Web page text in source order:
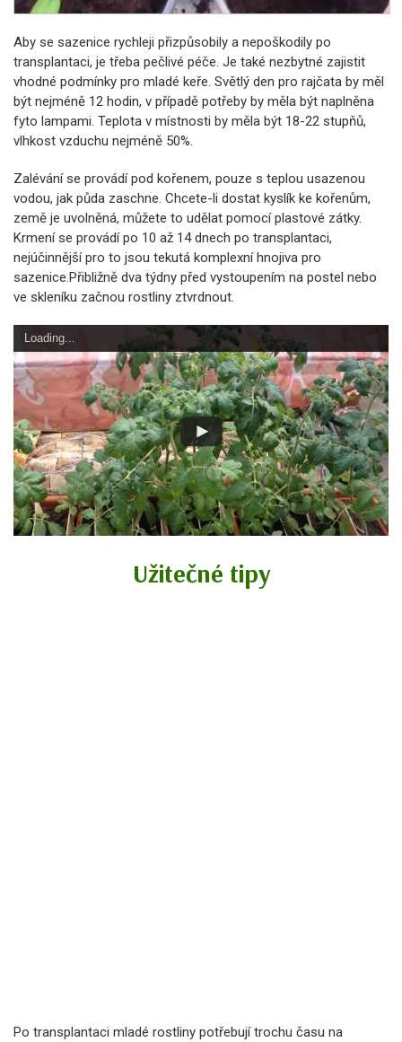
Aby se sazenice rychleji přizpůsobily a nepoškodily po
transplantaci, je třeba pečlivé péče. Je také nezbytné zajistit
vhodné podmínky pro mladé keře. Světlý den pro rajčata by měl
být nejméně 12 hodin, v případě potřeby by měla být naplněna
fyto lampami. Teplota v místnosti by měla být 18-22 stupňů,
vlhkost vzduchu nejméně 50%.
Zalévání se provádí pod kořenem, pouze s teplou usazenou
vodou, jak půda zaschne. Chcete-li dostat kyslík ke kořenům,
země je uvolněná, můžete to udělat pomocí plastové zátky.
Krmení se provádí po 10 až 14 dnech po transplantaci,
nejúčinnější pro to jsou tekutá komplexní hnojiva pro
sazenice.Přibližně dva týdny před vystoupením na postel nebo
ve skleníku začnou rostliny ztvrdnout.
Loading...
Užitečné tipy
Po transplantaci mladé rostliny potřebují trochu času na